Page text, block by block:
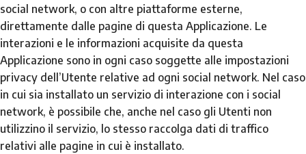
social network, o con altre piattaforme esterne,
direttamente dalle pagine di questa Applicazione. Le
interazioni e le informazioni acquisite da questa
Applicazione sono in ogni caso soggette alle impostazioni
privacy dell’Utente relative ad ogni social network. Nel caso
in cui sia installato un servizio di interazione con i social
network, è possibile che, anche nel caso gli Utenti non
utilizzino il servizio, lo stesso raccolga dati di traffico
relativi alle pagine in cui è installato.